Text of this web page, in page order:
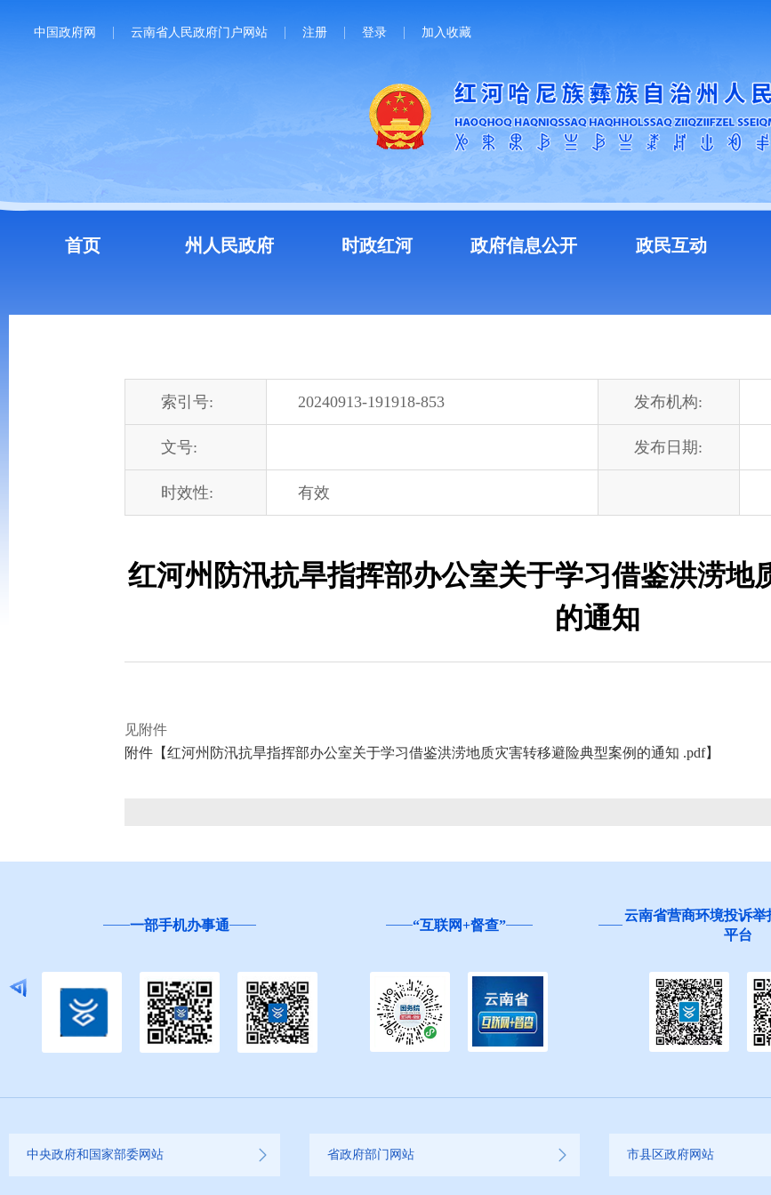
中国政府网 云南省人民政府门户网站 注册 登录 加入收藏
首页 州人民政府 时政红河 政府信息公开 政民互动
索引号: 20240913-191918-853 发布机构:
文号: 发布日期:
时效性: 有效
红河州防汛抗旱指挥部办公室关于学习借鉴洪涝地
的通知
见附件
附件【红河州防汛抗旱指挥部办公室关于学习借鉴洪涝地质灾害转移避险典型案例的通知 .pdf】
一部手机办事通 “互联网+督查”
云南省营商环境投诉举
平台
中央政府和国家部委网站 省政府部门网站 市县区政府网站